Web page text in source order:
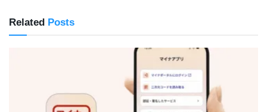
Related Posts